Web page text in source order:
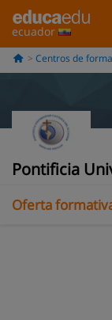
ecuador
Centros de
Pontificia
Información
Opiniones
Oferta